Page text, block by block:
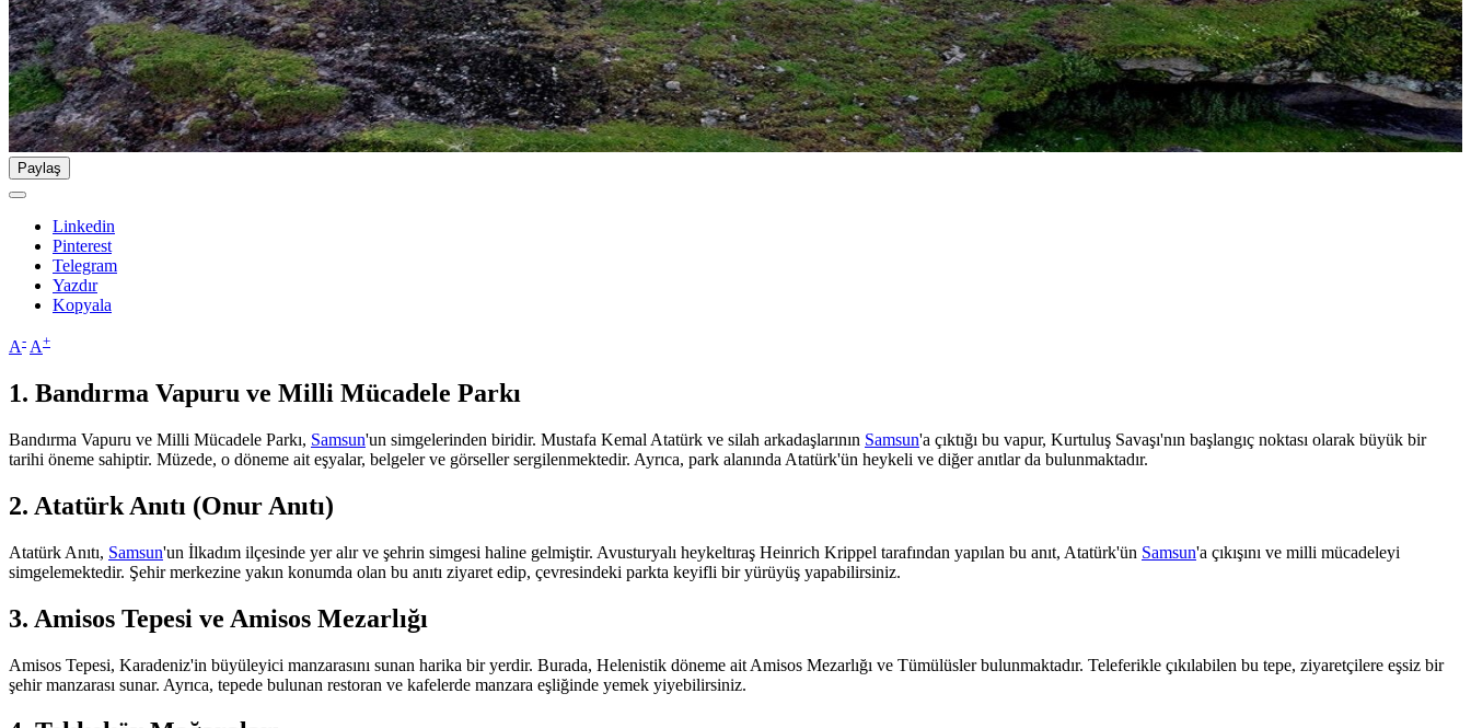
Paylaş
Linkedin
Pinterest
Telegram
Yazdır
Kopyala
A- A+
1. Bandırma Vapuru ve Milli Mücadele Parkı
Bandırma Vapuru ve Milli Mücadele Parkı, Samsun'un simgelerinden biridir. Mustafa Kemal Atatürk ve silah arkadaşlarının Samsun'a çıktığı bu vapur, Kurtuluş Savaşı'nın başlangıç noktası olarak büyük bir
tarihi öneme sahiptir. Müzede, o döneme ait eşyalar, belgeler ve görseller sergilenmektedir. Ayrıca, park alanında Atatürk'ün heykeli ve diğer anıtlar da bulunmaktadır.
2. Atatürk Anıtı (Onur Anıtı)
Atatürk Anıtı, Samsun'un İlkadım ilçesinde yer alır ve şehrin simgesi haline gelmiştir. Avusturyalı heykeltıraş Heinrich Krippel tarafından yapılan bu anıt, Atatürk'ün Samsun'a çıkışını ve milli mücadeleyi
simgelemektedir. Şehir merkezine yakın konumda olan bu anıtı ziyaret edip, çevresindeki parkta keyifli bir yürüyüş yapabilirsiniz.
3. Amisos Tepesi ve Amisos Mezarlığı
Amisos Tepesi, Karadeniz'in büyüleyici manzarasını sunan harika bir yerdir. Burada, Helenistik döneme ait Amisos Mezarlığı ve Tümülüsler bulunmaktadır. Teleferikle çıkılabilen bu tepe, ziyaretçilere eşsiz bir
şehir manzarası sunar. Ayrıca, tepede bulunan restoran ve kafelerde manzara eşliğinde yemek yiyebilirsiniz.